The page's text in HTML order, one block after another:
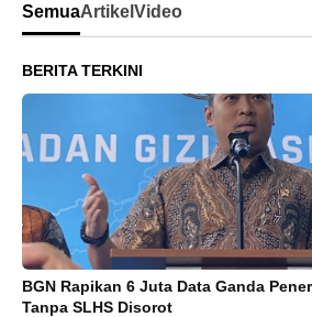
SemuaArtikel Video
BERITA TERKINI
BGN Rapikan 6 Juta Data Ganda
Tanpa SLHS Disorot